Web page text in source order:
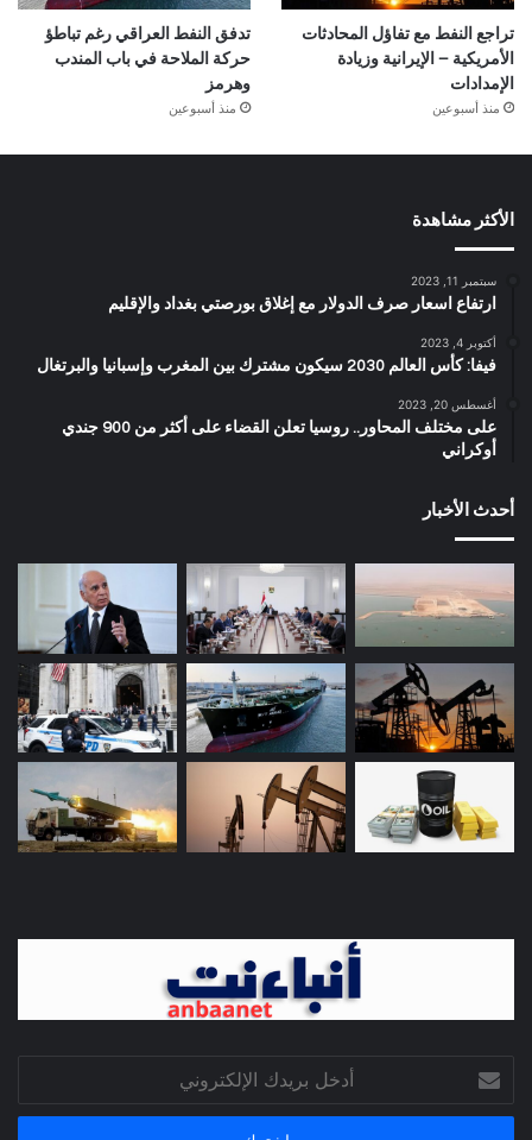
تراجع النفط مع تفاؤل المحادثات
الأمريكية – الإيرانية وزيادة
الإمدادات
منذ أسبوعين
تدفق النفط العراقي رغم تباطؤ
حركة الملاحة في باب المندب
وهرمز
منذ أسبوعين
الأكثر مشاهدة
سبتمبر 11, 2023
ارتفاع اسعار صرف الدولار مع إغلاق بورصتي بغداد والإقليم
أكتوبر 4, 2023
فيفا: كأس العالم 2030 سيكون مشترك بين المغرب وإسبانيا والبرتغال
أغسطس 20, 2023
على مختلف المحاور.. روسيا تعلن القضاء على أكثر من 900 جندي
أوكراني
أحدث الأخبار
بريدك
الإلكتروني